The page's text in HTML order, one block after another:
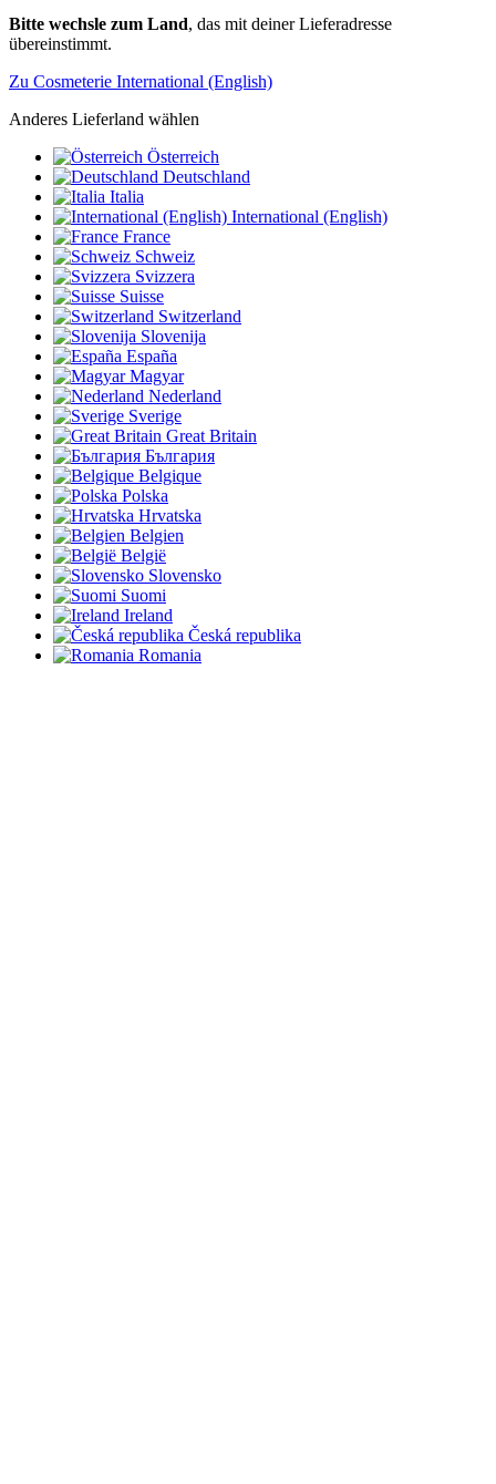
Bitte wechsle zum Land, das mit deiner Lieferadresse
übereinstimmt.
Zu Cosmeterie International (English)
Anderes Lieferland wählen
Österreich
Deutschland
Italia
International (English)
France
Schweiz
Svizzera
Suisse
Switzerland
Slovenija
España
Magyar
Nederland
Sverige
Great Britain
България
Belgique
Polska
Hrvatska
Belgien
België
Slovensko
Suomi
Ireland
Česká republika
Romania